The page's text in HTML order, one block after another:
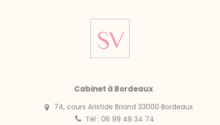
Cabinet à Bordeaux
74, cours Aristide Briand 33000 Bordeaux
Tél : 06 99 48 34 74